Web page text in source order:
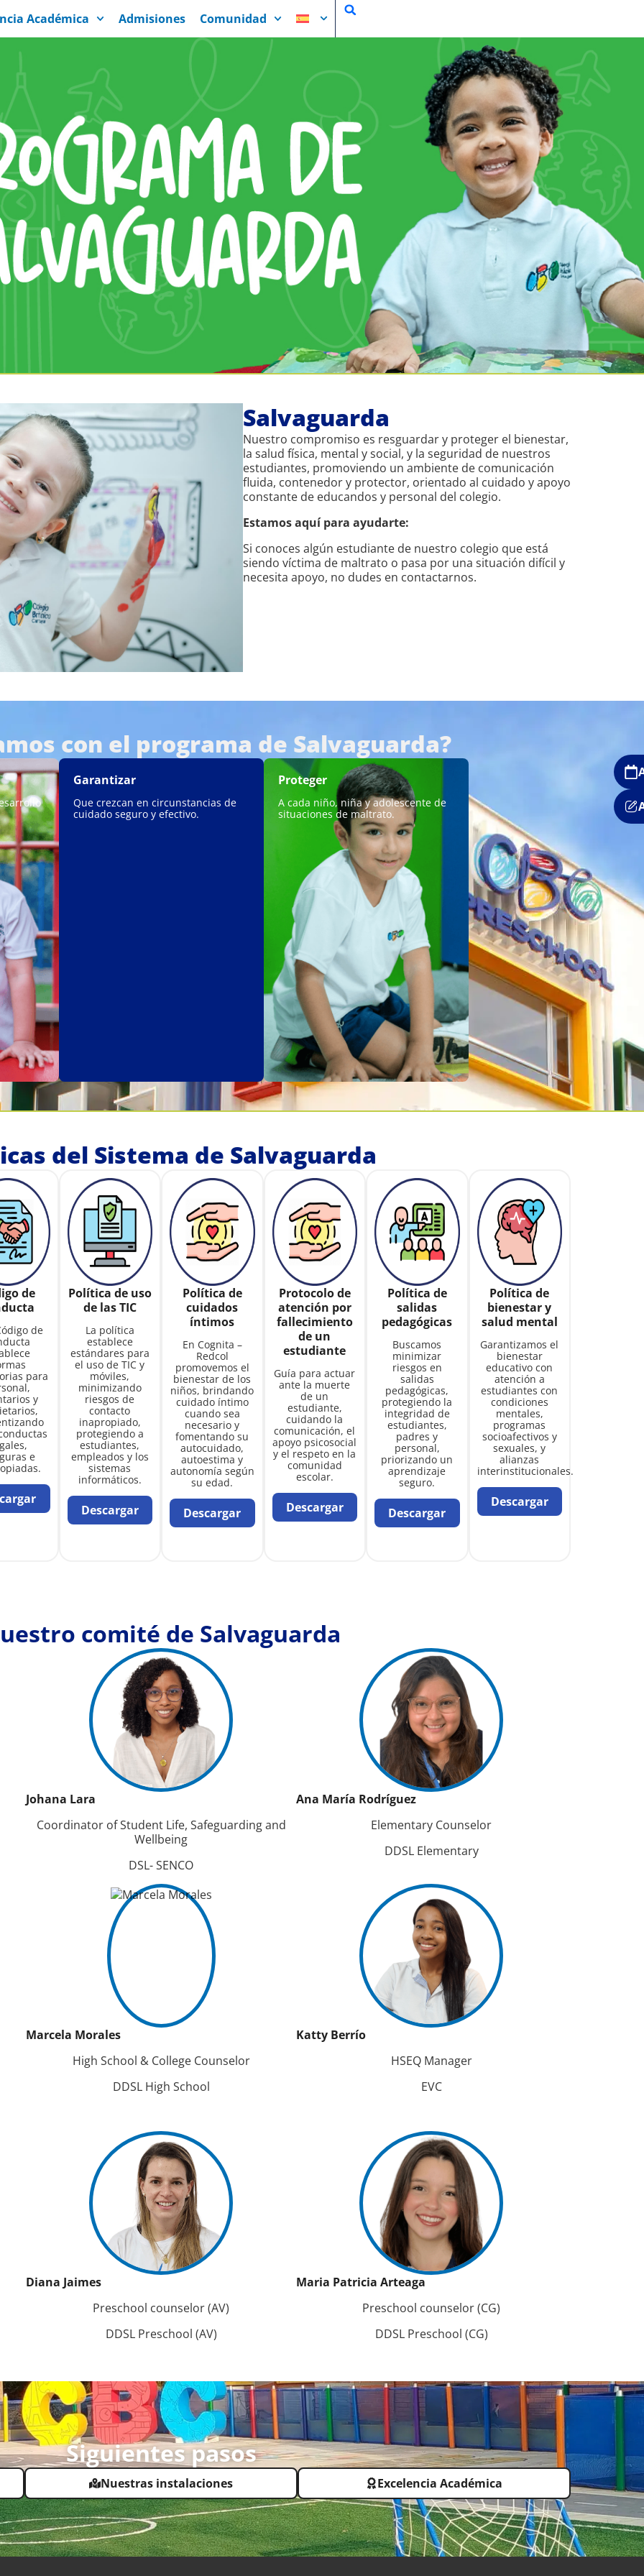
Académica Admisiones Comunidad
Salvaguarda
Nuestro compromiso es resguardar y proteger el bienestar,
la salud física, mental y social, y la seguridad de nuestros
estudiantes, promoviendo un ambiente de comunicación
fluida, contenedor y protector, orientado al cuidado y apoyo
constante de educandos y personal del colegio.
Estamos aquí para ayudarte:
Si conoces algún estudiante de nuestro colegio que está
siendo víctima de maltrato o pasa por una situación difícil y
necesita apoyo, no dudes en contactarnos.
con el programa de Salvaguarda?
Garantizar
Que crezcan en circunstancias de
cuidado seguro y efectivo.
Proteger
A cada niño, niña y adolescente de
situaciones de maltrato.
del Sistema de Salvaguarda
de
de
para
y
e
Política de uso
de las TIC
La política
establece
estándares para
el uso de TIC y
móviles,
minimizando
riesgos de
contacto
inapropiado,
protegiendo a
estudiantes,
empleados y los
sistemas
informáticos.
Descargar
Política de
cuidados
íntimos
En Cognita –
Redcol
promovemos el
bienestar de los
niños, brindando
cuidado íntimo
cuando sea
necesario y
fomentando su
autocuidado,
autoestima y
autonomía según
su edad.
Descargar
Protocolo de
atención por
fallecimiento
de un
estudiante
Guía para actuar
ante la muerte
de un
estudiante,
cuidando la
comunicación, el
apoyo psicosocial
y el respeto en la
comunidad
escolar.
Descargar
Política de
salidas
pedagógicas
Buscamos
minimizar
riesgos en
salidas
pedagógicas,
protegiendo la
integridad de
estudiantes,
padres y
personal,
priorizando un
aprendizaje
seguro.
Descargar
Política de
bienestar y
salud mental
Garantizamos el
bienestar
educativo con
atención a
estudiantes con
condiciones
mentales,
programas
socioafectivos y
sexuales, y
alianzas
interinstitucionales.
Descargar
comité de Salvaguarda
Johana Lara
Coordinator of Student Life, Safeguarding and
Wellbeing
DSL- SENCO
Ana María Rodríguez
Elementary Counselor
DDSL Elementary
Marcela Morales
High School & College Counselor
DDSL High School
Katty Berrío
HSEQ Manager
EVC
Diana Jaimes
Preschool counselor (AV)
DDSL Preschool (AV)
Maria Patricia Arteaga
Preschool counselor (CG)
DDSL Preschool (CG)
Siguientes pasos
Nuestras instalaciones Excelencia Académica